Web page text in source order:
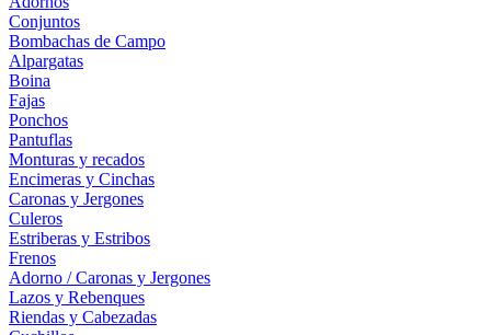
Conjuntos
Bombachas de Campo
Alpargatas
Boina
Fajas
Ponchos
Pantuflas
Monturas y recados
Encimeras y Cinchas
Caronas y Jergones
Culeros
Estriberas y Estribos
Frenos
Adorno / Caronas y Jergones
Lazos y Rebenques
Riendas y Cabezadas